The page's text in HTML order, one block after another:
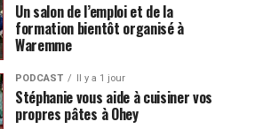
Un salon de l’emploi et de la
formation bientôt organisé à
Waremme
PODCAST Il y a 1 jour
Stéphanie vous aide à cuisiner vos
propres pâtes à Ohey